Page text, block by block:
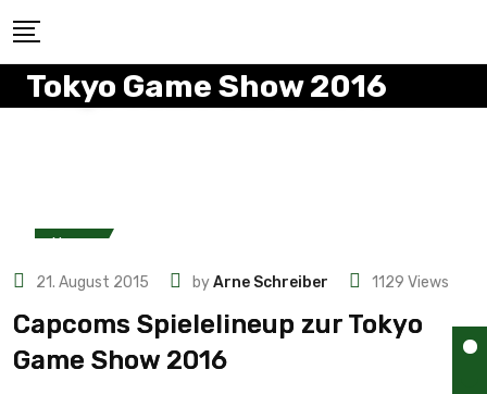
Tokyo Game Show 2016
News
21. August 2015 byArne Schreiber 1129 Views
Capcoms Spielelineup zur Tokyo
Game Show 2016